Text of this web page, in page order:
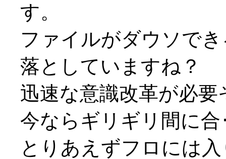
す。
ファイルがダウソで
落としていますね？
迅速な意識改革が必要
今ならギリギリ間に合
とりあえずフロには